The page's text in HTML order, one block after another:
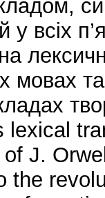
у всіх
мовах
lexical
J.
the